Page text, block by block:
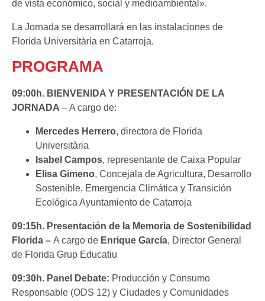
de vista económico, social y medioambiental».
La Jornada se desarrollará en las instalaciones de
Florida Universitària en Catarroja.
PROGRAMA
09:00h. BIENVENIDA Y PRESENTACIÓN DE LA
JORNADA – A cargo de:
Mercedes Herrero, directora de Florida
Universitària
Isabel Campos, representante de Caixa Popular
Elisa Gimeno, Concejala de Agricultura, Desarrollo
Sostenible, Emergencia Climática y Transición
Ecológica Ayuntamiento de Catarroja
09:15h. Presentación de la Memoria de Sostenibilidad
Florida – A cargo de Enrique García, Director General
de Florida Grup Educatiu
09:30h. Panel Debate: Producción y Consumo
Responsable (ODS 12) y Ciudades y Comunidades